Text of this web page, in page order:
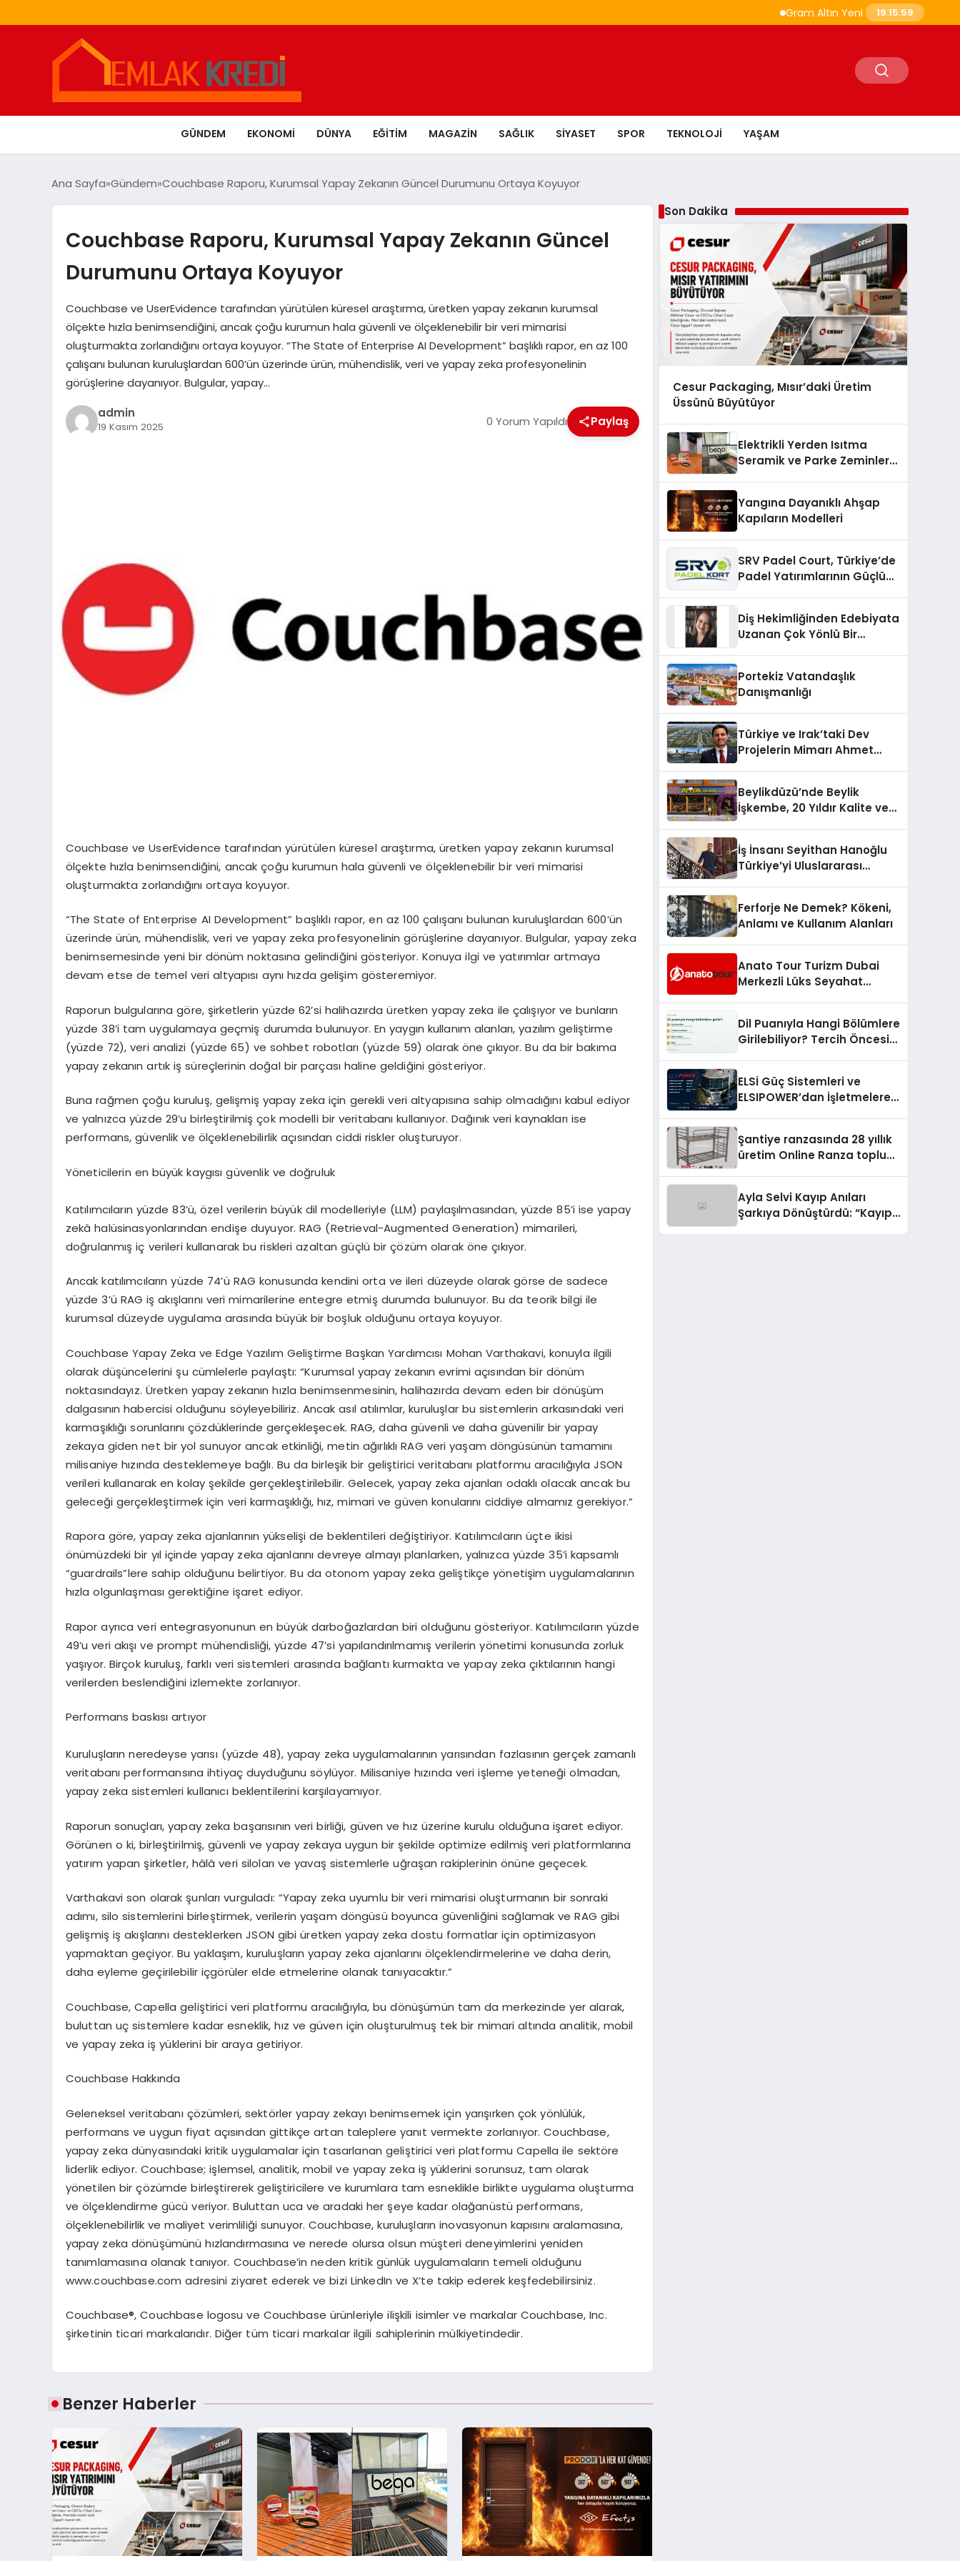
Gram Altın Yeni Güne Yükselişle Başladı
19:16:00
GÜNDEM EKONOMI DÜNYA EĞITIM MAGAZIN SAĞLIK SIYASET SPOR TEKNOLOJI YAŞAM
Ana Sayfa Gündem Couchbase Raporu, Kurumsal Yapay Zekanın Güncel Durumunu Ortaya Koyuyor
Couchbase Raporu, Kurumsal Yapay Zekanın Güncel
Durumunu Ortaya Koyuyor
Couchbase ve UserEvidence tarafından yürütülen küresel araştırma, üretken yapay zekanın kurumsal
ölçekte hızla benimsendiğini, ancak çoğu kurumun hala güvenli ve ölçeklenebilir bir veri mimarisi
oluşturmakta zorlandığını ortaya koyuyor. “The State of Enterprise AI Development” başlıklı rapor, en az 100
çalışanı bulunan kuruluşlardan 600’ün üzerinde ürün, mühendislik, veri ve yapay zeka profesyonelinin
görüşlerine dayanıyor. Bulgular, yapay…
admin
19 Kasım 2025 0 Yorum Yapıldı Paylaş
Couchbase ve UserEvidence tarafından yürütülen küresel araştırma, üretken yapay zekanın kurumsal
ölçekte hızla benimsendiğini, ancakçoğu kurumun hala güvenli veölçeklenebilir bir veri mimarisi
oluşturmakta zorlandığınıortaya koyuyor.
“The State of Enterprise AI Development”başlıklı rapor, en az 100çalışanıbulunan kuruluşlardan 600’ün
üzerinde ürün, mühendislik, veri ve yapay zeka profesyonelinin görüşlerine dayanıyor. Bulgular, yapay zeka
benimsemesinde yeni bir dönüm noktasına gelindiğini gösteriyor. Konuya ilgi ve yatırımlar artmaya
devam etse de temel veri altyapısı aynıhızda gelişim gösteremiyor.
Raporun bulgularına göre, şirketlerin yüzde 62’si halihazırdaüretken yapay zeka ile çalışıyor ve bunların
yüzde 38’i tam uygulamaya geçmiş durumda bulunuyor. En yaygın kullanım alanları, yazılım geliştirme
(yüzde 72), veri analizi (yüzde 65) ve sohbet robotları (yüzde 59) olarak öneçıkıyor. Bu da bir bakıma
yapay zekanın artık işsüreçlerinin doğal bir parçası haline geldiğini gösteriyor.
Buna rağmençoğu kuruluş, gelişmiş yapay zeka için gerekli veri altyapısına sahip olmadığını kabul ediyor
ve yalnızca yüzde 29’u birleştirilmiş çok modelli bir veritabanıkullanıyor. Dağınık veri kaynakları ise
performans, güvenlik ve ölçeklenebilirlik açısından ciddi riskler oluşturuyor.
Yöneticilerin en büyük kaygısıgüvenlik ve doğruluk
Katılımcıların yüzde 83’ü,özel verilerin büyük dil modelleriyle (LLM) paylaşılmasından, yüzde 85’i ise yapay
zekâhalüsinasyonlarından endişe duyuyor. RAG (Retrieval-Augmented Generation) mimarileri,
doğrulanmışiç verileri kullanarak bu riskleri azaltan güçlü birçözüm olarak öneçıkıyor.
Ancak katılımcıların yüzde 74’ü RAG konusunda kendini orta ve ileri düzeyde olarak görse de sadece
yüzde 3’ü RAG işakışlarını veri mimarilerine entegre etmiş durumda bulunuyor. Bu da teorik bilgi ile
kurumsal düzeyde uygulama arasında büyük bir boşluk olduğunu ortaya koyuyor.
Couchbase Yapay Zeka ve Edge Yazılım Geliştirme Başkan Yardımcısı Mohan Varthakavi, konuyla ilgili
olarak düşüncelerini şu cümlelerle paylaştı:“Kurumsal yapay zekanın evrimi açısından bir dönüm
noktasındayız. Üretken yapay zekanın hızla benimsenmesinin, halihazırda devam eden bir dönüşüm
dalgasının habercisi olduğunu söyleyebiliriz. Ancak asıl atılımlar, kuruluşlar bu sistemlerin arkasındaki veri
karmaşıklığısorunlarını çözdüklerinde gerçekleşecek. RAG, daha güvenli ve daha güvenilir bir yapay
zekaya giden net bir yol sunuyor ancak etkinliği, metin ağırlıklıRAG veri yaşam döngüsünün tamamını
milisaniye hızında desteklemeye bağlı. Bu da birleşik bir geliştirici veritabanı platformu aracılığıyla JSON
verileri kullanarak en kolay şekilde gerçekleştirilebilir. Gelecek, yapay zeka ajanları odaklıolacak ancak bu
geleceği gerçekleştirmek için veri karmaşıklığı, hız, mimari ve güven konularını ciddiye almamız gerekiyor.”
Rapora göre, yapay zeka ajanlarının yükselişi de beklentileri değiştiriyor. Katılımcılarınüçte ikisi
önümüzdeki bir yıl içinde yapay zeka ajanlarınıdevreye almayıplanlarken, yalnızca yüzde 35’i kapsamlı
“guardrails”lere sahip olduğunu belirtiyor. Bu da otonom yapay zeka geliştikçe yönetişim uygulamalarının
hızla olgunlaşmasıgerektiğine işaret ediyor.
Rapor ayrıca veri entegrasyonunun en büyük darboğazlardan biri olduğunu gösteriyor. Katılımcıların yüzde
49’u veri akışıve prompt mühendisliği, yüzde 47’si yapılandırılmamışverilerin yönetimi konusunda zorluk
yaşıyor. Birçok kuruluş, farklı veri sistemleri arasında bağlantı kurmakta ve yapay zekaçıktılarının hangi
verilerden beslendiğini izlemekte zorlanıyor.
Performans baskısıartıyor
Kuruluşların neredeyse yarısı (yüzde 48), yapay zeka uygulamalarının yarısından fazlasının gerçek zamanlı
veritabanıperformansına ihtiyaçduyduğunu söylüyor. Milisaniye hızında veri işleme yeteneği olmadan,
yapay zeka sistemleri kullanıcı beklentilerini karşılayamıyor.
Raporun sonuçları, yapay zeka başarısının veri birliği, güven ve hız üzerine kurulu olduğuna işaret ediyor.
Görünen o ki, birleştirilmiş, güvenli ve yapay zekaya uygun bir şekilde optimize edilmiş veri platformlarına
yatırım yapan şirketler, hâlâveri siloları ve yavaş sistemlerle uğraşan rakiplerininönüne geçecek.
Varthakavi son olarak şunlarıvurguladı: “Yapay zeka uyumlu bir veri mimarisi oluşturmanın bir sonraki
adımı, silo sistemlerini birleştirmek, verilerin yaşam döngüsü boyunca güvenliğini sağlamak ve RAG gibi
gelişmiş işakışlarını desteklerken JSON gibiüretken yapay zeka dostu formatlar için optimizasyon
yapmaktan geçiyor. Bu yaklaşım, kuruluşların yapay zeka ajanlarını ölçeklendirmelerine ve daha derin,
daha eyleme geçirilebilir içgörüler elde etmelerine olanak tanıyacaktır.”
Couchbase, Capella geliştirici veri platformu aracılığıyla, bu dönüşümün tam da merkezinde yer alarak,
buluttan uçsistemlere kadar esneklik, hız ve güven için oluşturulmuş tek bir mimari altında analitik, mobil
ve yapay zeka işyüklerini bir araya getiriyor.
Couchbase Hakkında
Geleneksel veritabanı çözümleri, sektörler yapay zekayı benimsemek için yarışırkençok yönlülük,
performans ve uygun fiyat açısından gittikçe artan taleplere yanıt vermekte zorlanıyor. Couchbase,
yapay zeka dünyasındaki kritik uygulamalar için tasarlanan geliştirici veri platformu Capella ile sektöre
liderlik ediyor. Couchbase; işlemsel, analitik, mobil ve yapay zeka iş yüklerini sorunsuz, tam olarak
yönetilen birçözümde birleştirerek geliştiricilere ve kurumlara tam esneklikle birlikte uygulama oluşturma
ve ölçeklendirme gücüveriyor. Buluttan uca ve aradaki her şeye kadar olağanüstüperformans,
ölçeklenebilirlik ve maliyet verimliliği sunuyor. Couchbase, kuruluşların inovasyonun kapısını aralamasına,
yapay zeka dönüşümünühızlandırmasına ve nerede olursa olsun müşteri deneyimlerini yeniden
tanımlamasına olanak tanıyor. Couchbase’in neden kritik günlük uygulamaların temeli olduğunu
www.couchbase.com adresini ziyaret ederek ve bizi LinkedIn ve X‘te takip ederek keşfedebilirsiniz.
Couchbase®, Couchbase logosu ve Couchbase ürünleriyle ilişkili isimler ve markalar Couchbase, Inc.
şirketinin ticari markalarıdır. Diğer tüm ticari markalar ilgili sahiplerinin mülkiyetindedir.
Benzer Haberler
Son Dakika
Cesur Packaging, Mısır’daki Üretim
Üssünü Büyütüyor
Elektrikli Yerden Isıtma
Seramik ve Parke Zeminler
Yangına Dayanıklı Ahşap
Kapıların Modelleri
SRV Padel Court, Türkiye’de
Padel Yatırımlarının Güçlü
Diş Hekimliğinden Edebiyata
Uzanan Çok Yönlü Bir
Portekiz Vatandaşlık
Danışmanlığı
Türkiye ve Irak’taki Dev
Projelerin Mimarı Ahmet
Holding Industrial City”
Projesini Hayata Geçirecek
Beylikdüzü’nde Beylik
İşkembe, 20 Yıldır Kalite ve
İş İnsanı Seyithan Hanoğlu
Türkiye’yi Uluslararası
Ferforje Ne Demek? Kökeni,
Anlamı ve Kullanım Alanları
Anato Tour Turizm Dubai
Merkezli Lüks Seyahat
Dil Puanıyla Hangi Bölümlere
Girilebiliyor? Tercih Öncesi
ELSİ Güç Sistemleri ve
ELSIPOWER’dan İşletmelere
Şantiye ranzasında 28 yıllık
üretim Online Ranza toplu
Ayla Selvi Kayıp Anıları
Şarkıya Dönüştürdü: “Kayıp